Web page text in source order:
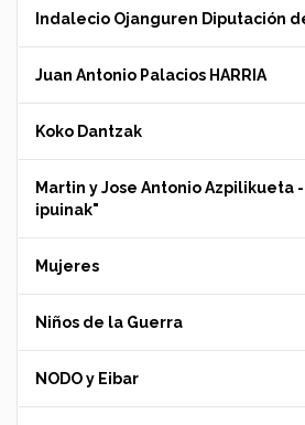
Indalecio Ojanguren Diputación
Juan Antonio Palacios HARRIA
Koko Dantzak
Martin y Jose Antonio Azpilikueta
ipuinak"
Mujeres
Niños de la Guerra
NODO y Eibar